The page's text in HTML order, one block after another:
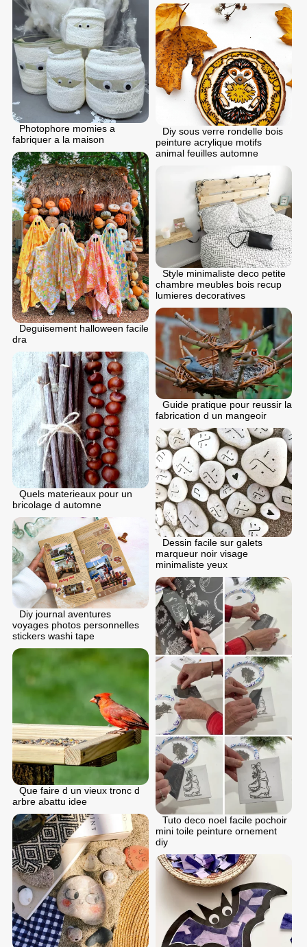
Photophore momies a
fabriquer a la maison
Diy sous verre rondelle bois
peinture acrylique motifs
animal feuilles automne
Deguisement halloween facile
dra
Style minimaliste deco petite
chambre meubles bois recup
lumieres decoratives
Guide pratique pour reussir la
fabrication d un mangeoir
Quels materieaux pour un
bricolage d automne
Dessin facile sur galets
marqueur noir visage
minimaliste yeux
Diy journal aventures
voyages photos personnelles
stickers washi tape
Tuto deco noel facile pochoir
mini toile peinture ornement
diy
Que faire d un vieux tronc d
arbre abattu idee